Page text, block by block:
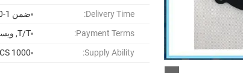
Delivery Time:
ضمن 1-30 يوم عمل بعد دفع
Payment Terms:
T/T, ويسترن يونيون
Supply Ability:
1000 PCS